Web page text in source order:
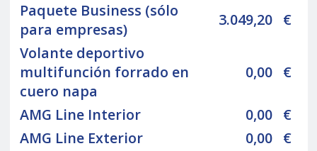
Paquete Business (sólo
para empresas)
3.049,20 €
Volante deportivo
multifunción forrado en
cuero napa
0,00 €
AMG Line Interior 0,00 €
AMG Line Exterior
0,00 €